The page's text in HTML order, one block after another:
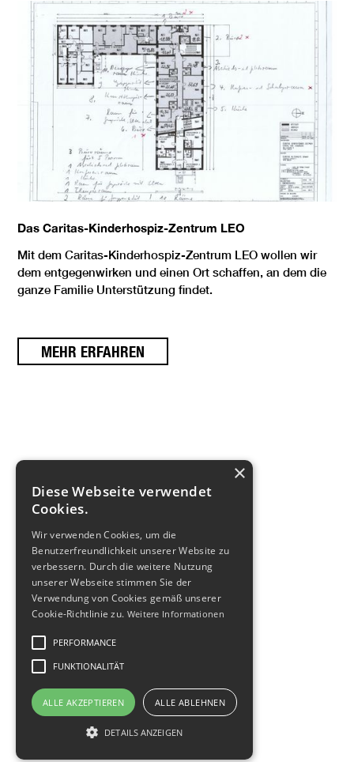
Das Caritas-Kinderhospiz-Zentrum LEO
Mit dem Caritas-Kinderhospiz-Zentrum LEO wollen wir
dem entgegenwirken und einen Ort schaffen, an dem die
ganze Familie Unterstützung findet.
MEHR ERFAHREN
MITGLIED IM
SPENDEN
IMPRESSUM
×
Diese Webseite verwendet
Cookies.
Wir verwenden Cookies, um die
Benutzerfreundlichkeit unserer Website zu
verbessern. Durch die weitere Nutzung
unserer Webseite stimmen Sie der
Verwendung von Cookies gemäß unserer
Cookie-Richtlinie zu. Weitere Informationen
PERFORMANCE
FUNKTIONALITÄT
ALLE AKZEPTIEREN ALLE ABLEHNEN
DETAILS ANZEIGEN